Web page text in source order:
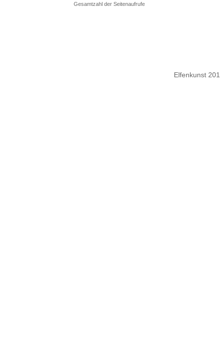
Gesamtzahl der Seitenaufrufe
Elfenkunst